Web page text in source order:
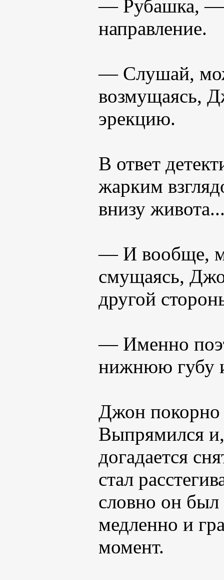
— Рубашка, —
направление.
— Слушай,
возмущаясь,
эрекцию.
В ответ
жарким
внизу
— И вообще,
смущаясь,
другой
— Именно
нижнюю губу
Джон покорно
Выпрямился
догадается
стал
словно он был
медленно и
момент.